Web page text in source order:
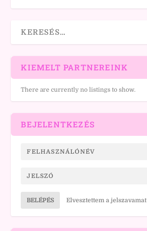
KIEMELT PARTNEREINK
There are currently no listings to show.
BEJELENTKEZÉS
BELÉPÉS Elvesztettem a jelszavamat